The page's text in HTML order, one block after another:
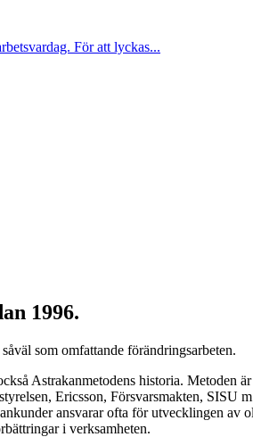
För att lyckas...
1996.
som omfattande förändringsarbeten.
Astrakanmetodens historia. Metoden
Ericsson, Försvarsmakten, SISU
ansvarar ofta för utvecklingen
i verksamheten.